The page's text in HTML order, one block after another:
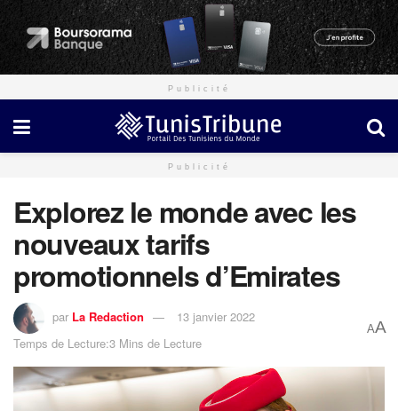
Publicité
Publicité
Explorez le monde avec les
nouveaux tarifs
promotionnels d’Emirates
par La Redaction
13 janvier 2022
Temps de Lecture:3 Mins de Lecture
AA